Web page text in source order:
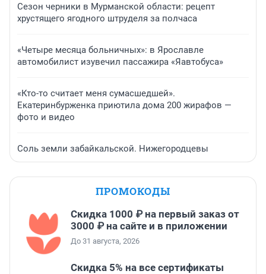
Сезон черники в Мурманской области: рецепт
хрустящего ягодного штруделя за полчаса
«Четыре месяца больничных»: в Ярославле
автомобилист изувечил пассажира «Яавтобуса»
«Кто-то считает меня сумасшедшей».
Екатеринбурженка приютила дома 200 жирафов —
фото и видео
Соль земли забайкальской. Нижегородцевы
ПРОМОКОДЫ
Скидка 1000 ₽ на первый заказ от
3000 ₽ на сайте и в приложении
До 31 августа, 2026
Скидка 5% на все сертификаты